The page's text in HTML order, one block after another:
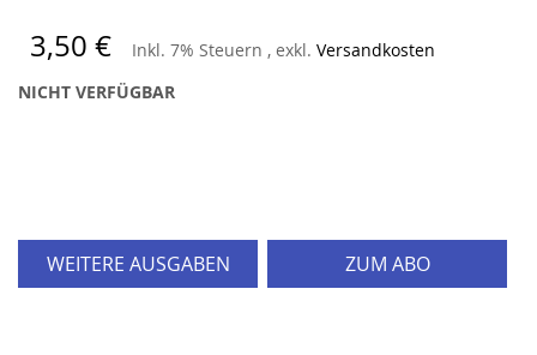
3,50 € Inkl. 7% Steuern , exkl. Versandkosten
NICHT VERFÜGBAR
WEITERE AUSGABEN ZUM ABO